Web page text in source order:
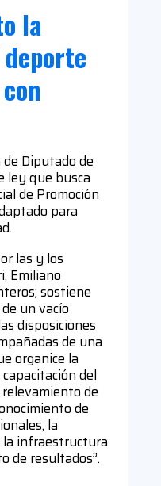
la
Diputado de
ley que busca
de Promoción
para
las y los
Emiliano
sostiene
un vacío
disposiciones
de una
organice la
del
de
de
la
la infraestructura
de resultados”.